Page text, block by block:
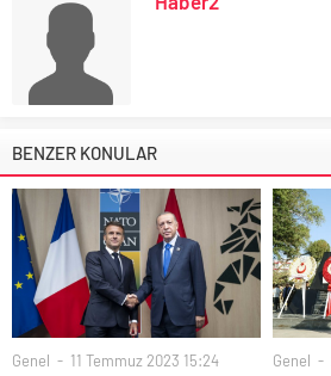
BENZER KONULAR
Genel 11 Temmuz 2023 15:24 Genel